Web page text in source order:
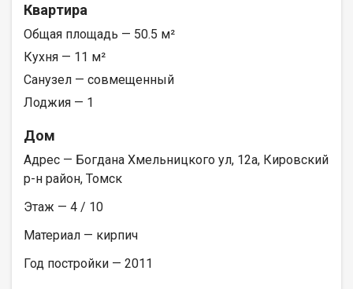
Квартира
Общая площадь — 50.5 м²
Кухня — 11 м²
Санузел — совмещенный
Лоджия — 1
Дом
Адрес — Богдана Хмельницкого ул, 12а, Кировский
р-н район, Томск
Этаж — 4 / 10
Материал — кирпич
Год постройки — 2011